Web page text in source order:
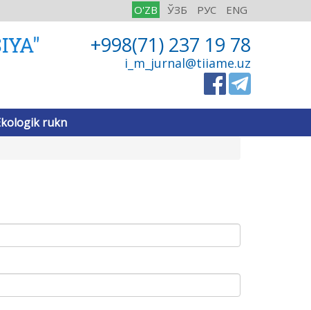
O'ZB ЎЗБ РУС ENG
+998(71) 237 19 78
i_m_jurnal@tiiame.uz
rukn